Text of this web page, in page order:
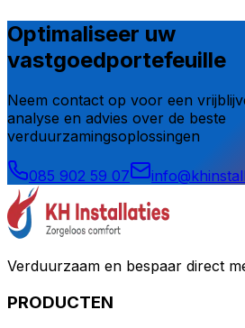
Optimaliseer uw
vastgoedportefeuille
Neem contact op voor een
analyse en advies over de beste
verduurzamingsoplossingen
085 902 59 07
Verduurzaam en bespaar direct
PRODUCTEN